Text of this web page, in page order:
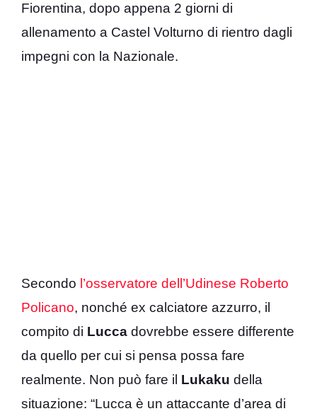
Fiorentina, dopo appena 2 giorni di
allenamento a Castel Volturno di rientro dagli
impegni con la Nazionale.
Secondo l’osservatore dell’Udinese Roberto
Policano, nonché ex calciatore azzurro, il
compito di Lucca dovrebbe essere differente
da quello per cui si pensa possa fare
realmente. Non può fare il Lukaku della
situazione: “Lucca è un attaccante d’area di